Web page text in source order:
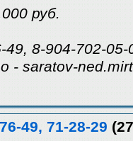
руб.
8-904-702-05-
- saratov-
49, 71-28-29